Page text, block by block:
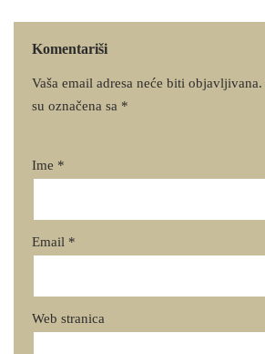
Komentariši
Vaša email adresa neće biti objavljivana.
su označena sa *
Ime *
Email *
Web stranica